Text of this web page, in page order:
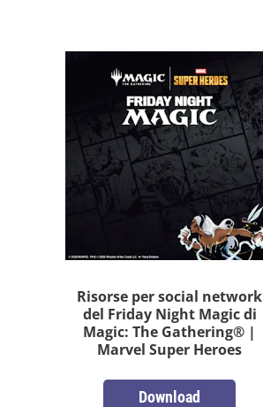
Risorse per social network
del Friday Night Magic di
Magic: The Gathering® |
Marvel Super Heroes
Download